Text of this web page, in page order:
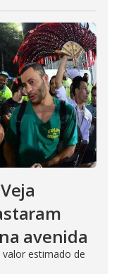
avenida
estimado de